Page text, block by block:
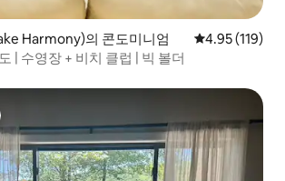
Harmony)의 콘도미니엄 평점 4.95점(5
4.95 (119)
| 수영장 + 비치 클럽 | 빅 볼더